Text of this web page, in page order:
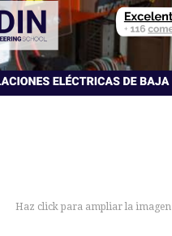
Haz click para ampliar la imagen